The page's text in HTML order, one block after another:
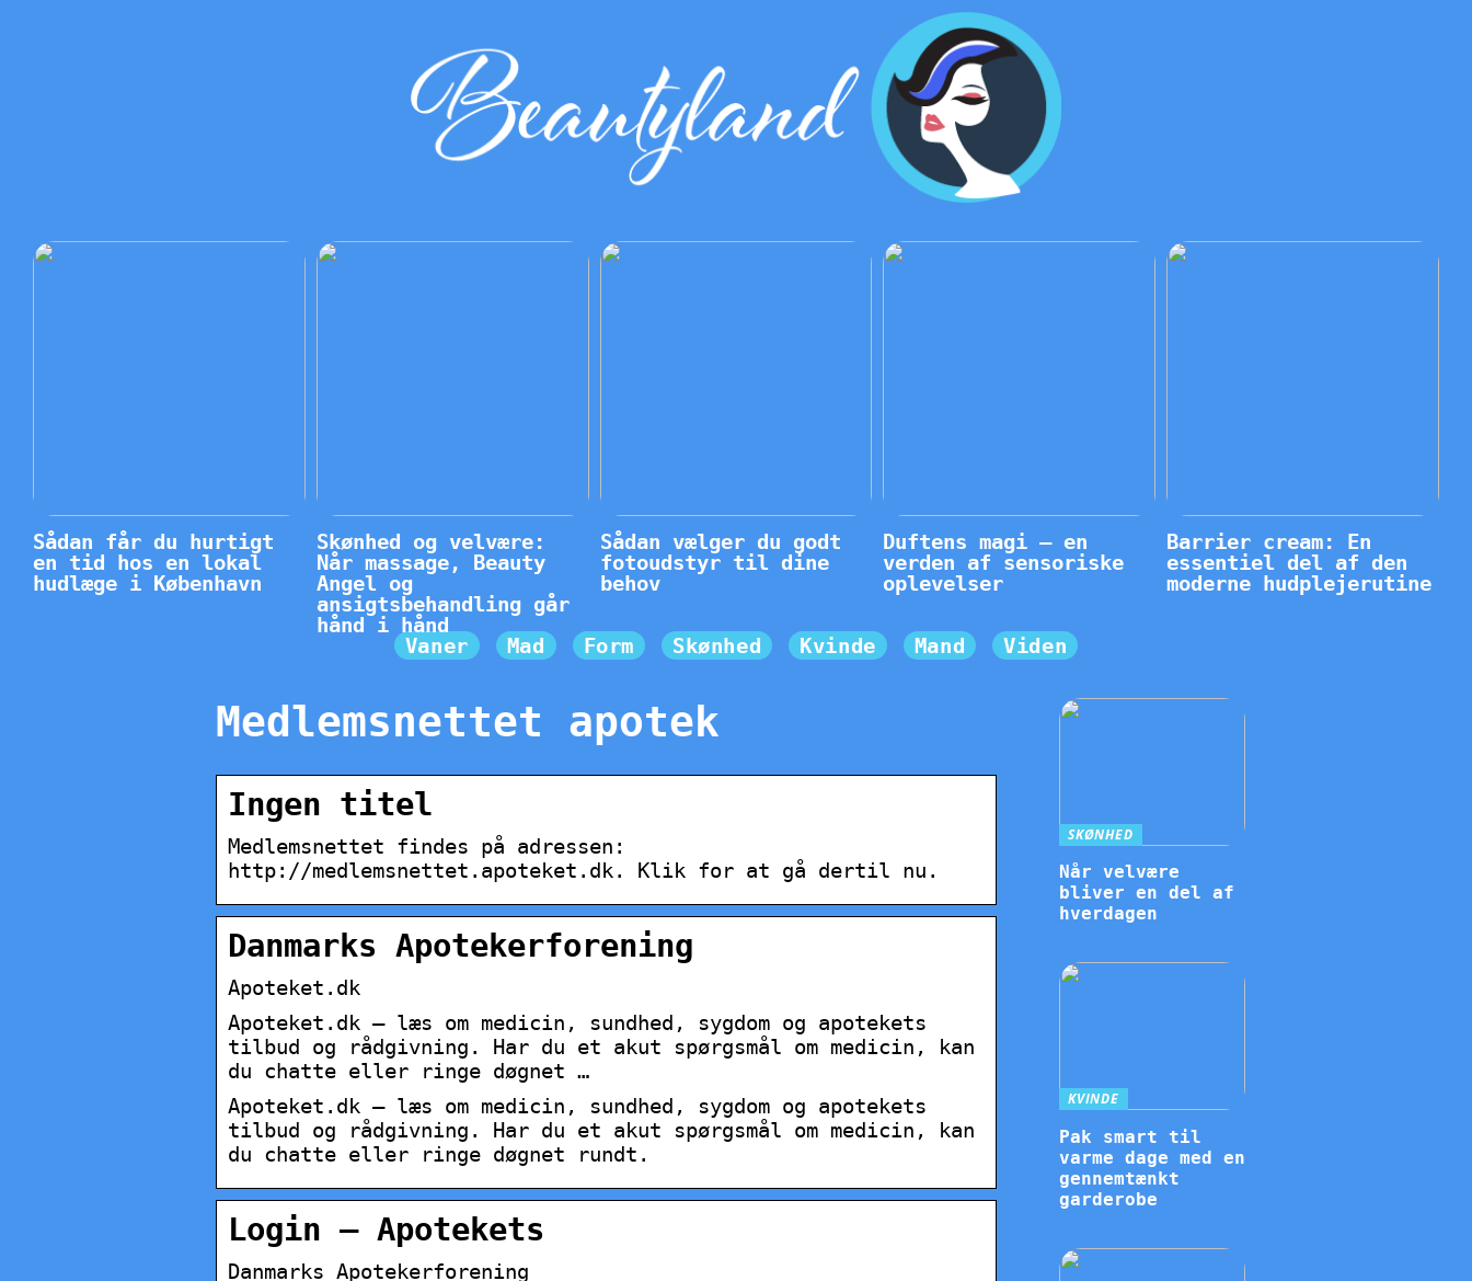
Sådan får du hurtigt
en tid hos en lokal
hudlæge i København
Skønhed og velvære:
Når massage, Beauty
Angel og
ansigtsbehandling går
hånd i hånd
Sådan vælger du godt
fotoudstyr til dine
behov
Duftens magi – en
verden af sensoriske
oplevelser
Barrier cream: En
essentiel del af den
moderne hudplejerutine
Vaner Mad Form Skønhed Kvinde Mand Viden
Medlemsnettet apotek
Ingen titel
Medlemsnettet findes på adressen:
http://medlemsnettet.apoteket.dk. Klik for at gå dertil nu.
Danmarks Apotekerforening
Apoteket.dk
Apoteket.dk – læs om medicin, sundhed, sygdom og apotekets
tilbud og rådgivning. Har du et akut spørgsmål om medicin, kan
du chatte eller ringe døgnet …
Apoteket.dk – læs om medicin, sundhed, sygdom og apotekets
tilbud og rådgivning. Har du et akut spørgsmål om medicin, kan
du chatte eller ringe døgnet rundt.
Login – Apotekets
Danmarks Apotekerforening
SKØNHED
Når velvære
bliver en del af
hverdagen
KVINDE
Pak smart til
varme dage med en
gennemtænkt
garderobe